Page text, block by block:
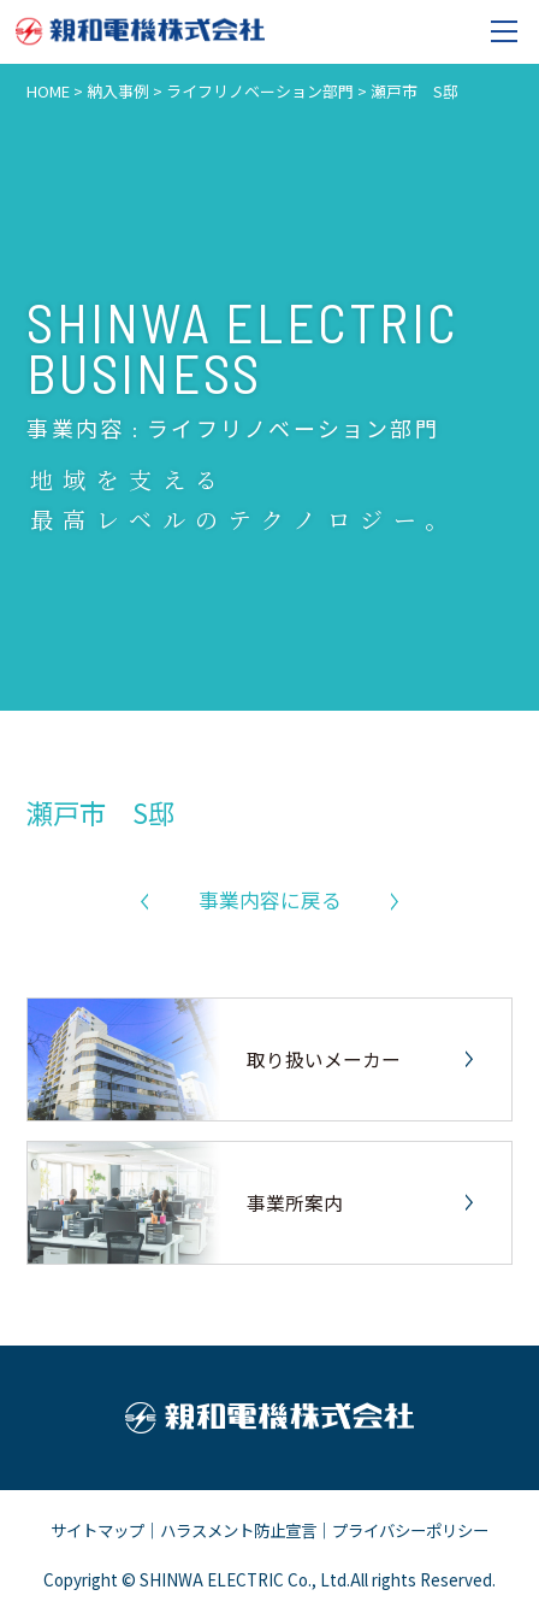
HOME > 納入事例 > ライフリノベーション部門 >瀬戸市 S邸
SHINWA ELECTRIC
BUSINESS
事業内容 : ライフリノベーション部門
地域を支える
最高レベルのテクノロジー。
瀬戸市 S邸
事業内容に戻る
取り扱いメーカー
事業所案内
サイトマップ ｜ ハラスメント防止宣言 ｜ プライバシーポリシー
Copyright © SHINWA ELECTRIC Co., Ltd.All rights Reserved.